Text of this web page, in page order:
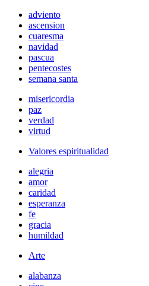
adviento
ascension
cuaresma
navidad
pascua
pentecostes
semana santa
misericordia
paz
verdad
virtud
Valores espiritualidad
alegria
amor
caridad
esperanza
fe
gracia
humildad
Arte
alabanza